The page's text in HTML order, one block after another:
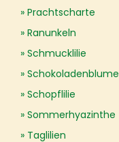
Prachtscharte
Ranunkeln
Schmucklilie
Schokoladenblume
Schopflilie
Sommerhyazinthe
Taglilien